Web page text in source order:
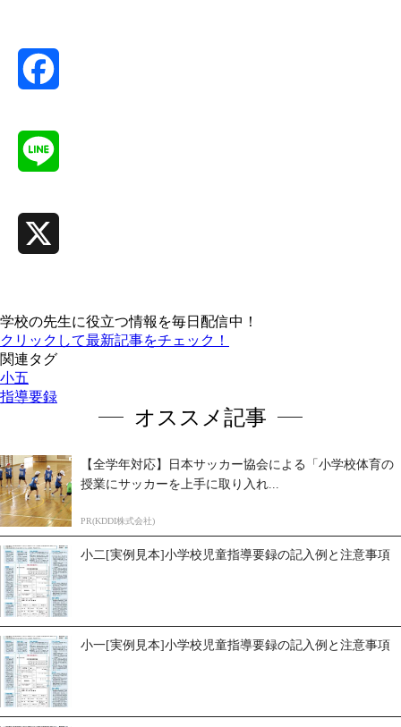
学校の先生に役立つ情報を毎日配信中！
クリックして最新記事をチェック！
関連タグ
小五
指導要録
オススメ記事
【全学年対応】日本サッカー協会による「小学校体育の
授業にサッカーを上手に取り入れ...
PR(KDDI株式会社)
小二[実例見本]小学校児童指導要録の記入例と注意事項
小一[実例見本]小学校児童指導要録の記入例と注意事項